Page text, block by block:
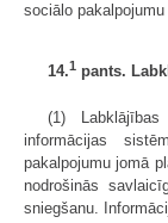
sociālo
14.1 pants.
(1)
informācijas
pakalpojumu jomā
nodrošinās
sniegšanu.